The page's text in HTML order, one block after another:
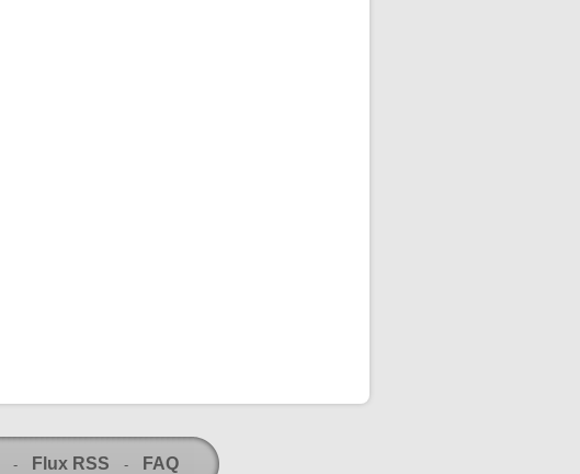
- Flux RSS - FAQ